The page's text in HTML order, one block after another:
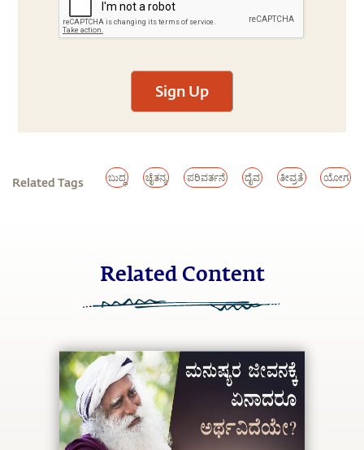
Sign Up
Related Tags ಬುದ್ಧ ಚೈತನ್ಯ ಪರಿವರ್ತನೆ ದೈವ ತೀವ್ರತೆ ಯೋಗ
Related Content